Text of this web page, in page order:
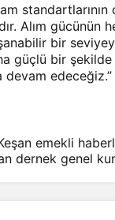
Alım
bir
güçlü bir
devam edeceğiz.”
emekli
dernek genel